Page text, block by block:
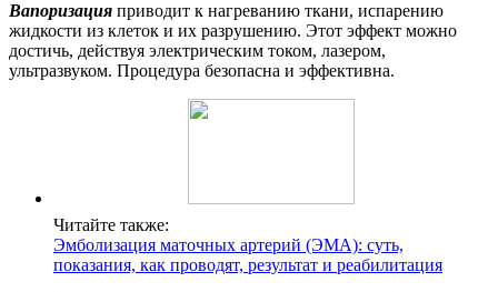
Вапоризация приводит к нагреванию ткани, испарению
жидкости из клеток и их разрушению. Этот эффект можно
достичь, действуя электрическим током, лазером,
ультразвуком. Процедура безопасна и эффективна.
Читайте также:
Эмболизация маточных артерий (ЭМА): суть,
показания, как проводят, результат и реабилитация